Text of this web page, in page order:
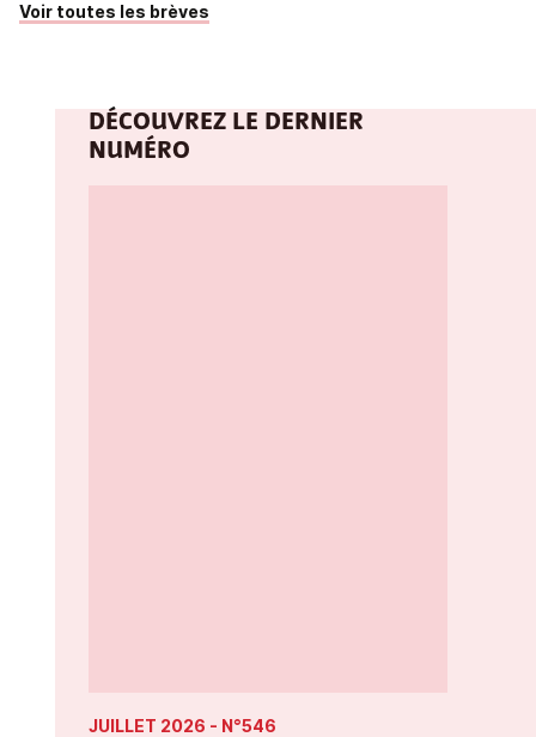
Voir toutes les brèves
DÉCOUVREZ LE DERNIER
NUMÉRO
JUILLET 2026 - N°546